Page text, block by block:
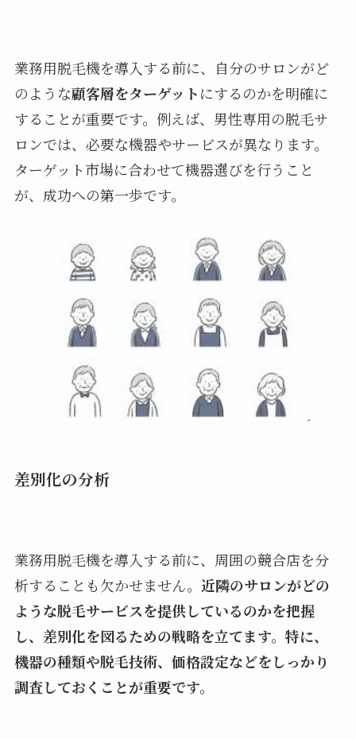
業務用脱毛機を導入する前に、自分のサロンがど
のような顧客層をターゲットにするのかを明確に
することが重要です。例えば、男性専用の脱毛サ
ロンでは、必要な機器やサービスが異なります。
ターゲット市場に合わせて機器選びを行うこと
が、成功への第一歩です。
差別化の分析
業務用脱毛機を導入する前に、周囲の競合店を分
析することも欠かせません。 近隣のサロンがどの
ような脱毛サービスを提供しているのかを把握
し、差別化を図るための戦略を立てます。特に、
機器の種類や脱毛技術、価格設定などをしっかり
調査しておくことが重要です。